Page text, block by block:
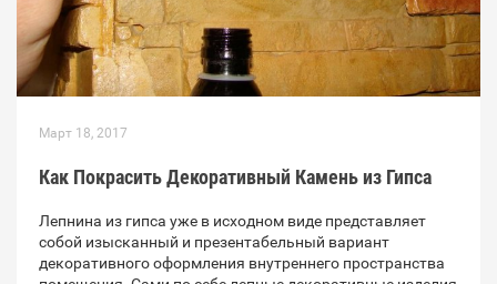
Март 18, 2017
Как Покрасить Декоративный Камень из Гипса
Лепнина из гипса уже в исходном виде представляет
собой изысканный и презентабельный вариант
декоративного оформления внутреннего пространства